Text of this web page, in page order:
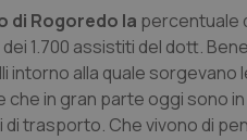
di Rogoredo la percentuale
1.700 assistiti del dott.
intorno alla quale
in gran parte oggi sono
di trasporto. Che vivono di